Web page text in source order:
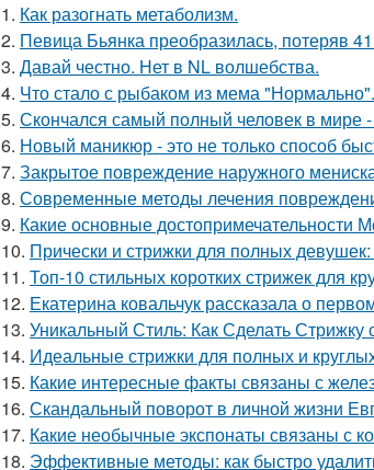
1. Как разогнать метаболизм.
2. Певица Бьянка преобразилась, потеряв
3. Давай честно. Нет в NL волшебства.
4. Что стало с рыбаком из мема "Нормально".
5. Скончался самый полный человек в мире
6. Новый маникюр - это не только способ
7. Закрытое повреждение наружного
8. Современные методы лечения
9. Какие основные достопримечательности
10. Прически и стрижки для полных
11. Топ-10 стильных коротких стрижек для
12. Екатерина ковальчук рассказала о
13. Уникальный Стиль: Как Сделать
14. Идеальные стрижки для полных и
15. Какие интересные факты связаны с
16. Скандальный поворот в личной жизни
17. Какие необычные экспонаты связаны с
18. Эффективные методы: как быстро